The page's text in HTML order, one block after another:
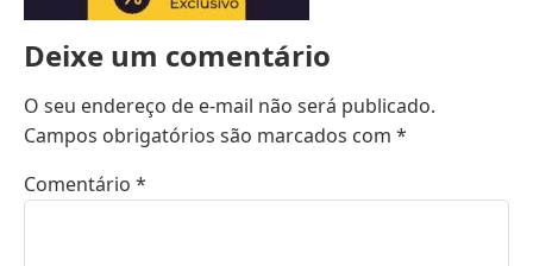
Deixe um comentário
O seu endereço de e-mail não será publicado.
Campos obrigatórios são marcados com *
Comentário *